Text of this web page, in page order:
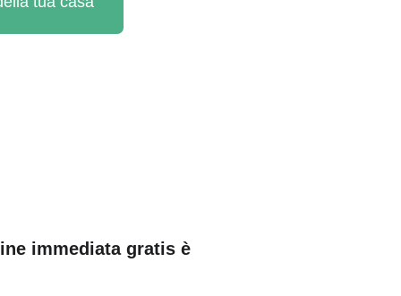
immediata gratis è